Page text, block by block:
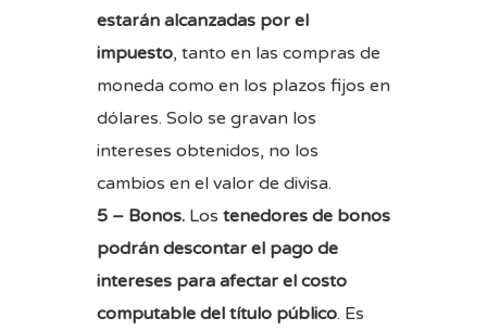
estarán alcanzadas por el
impuesto, tanto en las compras de
moneda como en los plazos fijos en
dólares. Solo se gravan los
intereses obtenidos, no los
cambios en el valor de divisa.
5 – Bonos. Los tenedores de bonos
podrán descontar el pago de
intereses para afectar el costo
computable del título público. Es